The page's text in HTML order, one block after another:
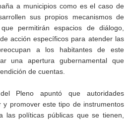
a municipios como es el caso de
sus propios mecanismos de
permitirán espacios de diálogo,
acción específicos para atender las
a los habitantes de este
una apertura gubernamental que
de cuentas.
Pleno apuntó que autoridades
y promover este tipo de instrumentos
las políticas públicas que se tienen,